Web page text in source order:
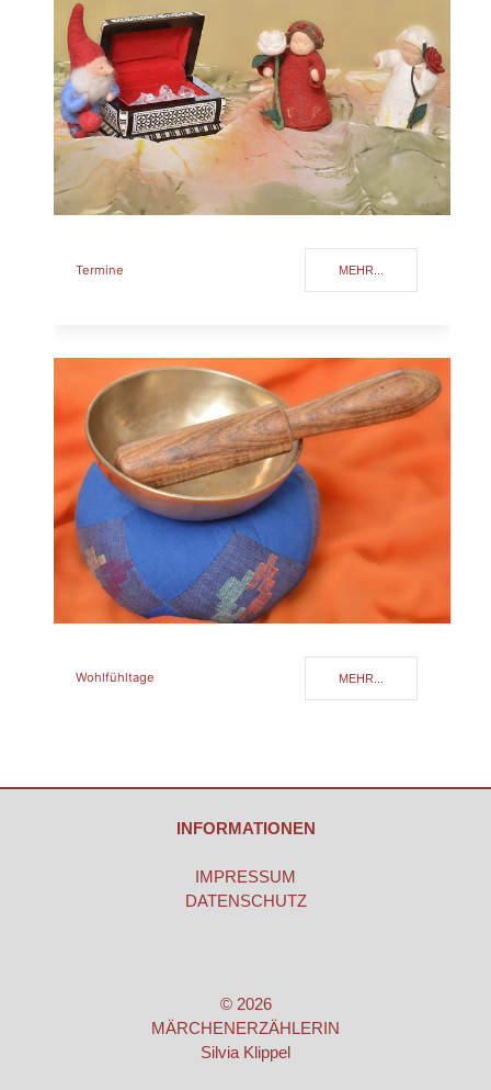
Termine MEHR...
Wohlfühltage MEHR...
INFORMATIONEN
IMPRESSUM
DATENSCHUTZ
© 2026
MÄRCHENERZÄHLERIN
Silvia Klippel